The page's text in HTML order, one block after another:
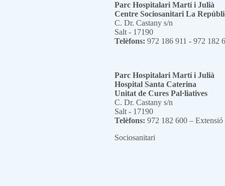
Parc Hospitalari Martí i Julià
Centre Sociosanitari La
C. Dr. Castany s/n
Salt - 17190
Telèfons: 972 186 911 - 972 182
Parc Hospitalari Martí i Julià
Hospital Santa Caterina
Unitat de Cures Pal·liatives
C. Dr. Castany s/n
Salt - 17190
Telèfons: 972 182 600 – Extensió
Sociosanitari